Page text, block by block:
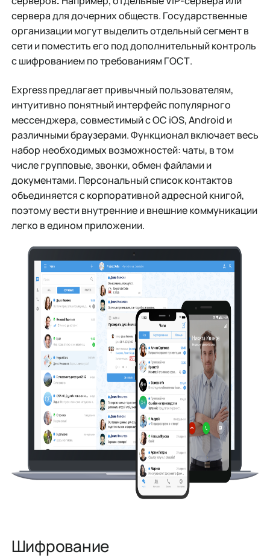
сервера для дочерних обществ. Государственные
организации могут выделить отдельный сегмент в
сети и поместить его под дополнительный контроль
с шифрованием по требованиям ГОСТ.
Express предлагает привычный пользователям,
интуитивно понятный интерфейс популярного
мессенджера, совместимый с ОС iOS, Android и
различными браузерами. Функционал включает весь
набор необходимых возможностей: чаты, в том
числе групповые, звонки, обмен файлами и
документами. Персональный список контактов
объединяется с корпоративной адресной книгой,
поэтому вести внутренние и внешние коммуникации
легко в едином приложении.
Шифрование